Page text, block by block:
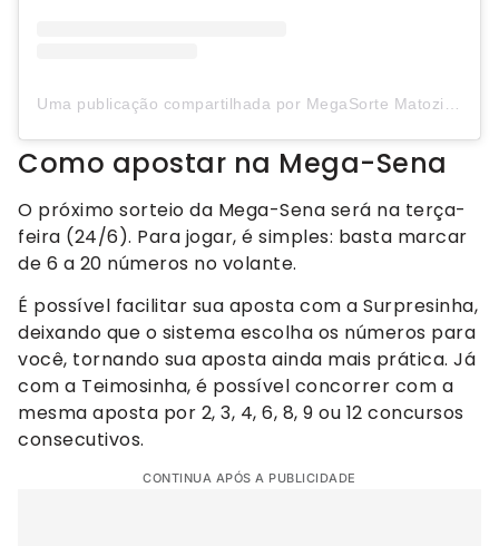
Como apostar na Mega-Sena
O próximo sorteio da Mega-Sena será na terça-
feira (24/6). Para jogar, é simples: basta marcar
de 6 a 20 números no volante.
É possível facilitar sua aposta com a Surpresinha,
deixando que o sistema escolha os números para
você, tornando sua aposta ainda mais prática. Já
com a Teimosinha, é possível concorrer com a
mesma aposta por 2, 3, 4, 6, 8, 9 ou 12 concursos
consecutivos.
CONTINUA APÓS A PUBLICIDADE